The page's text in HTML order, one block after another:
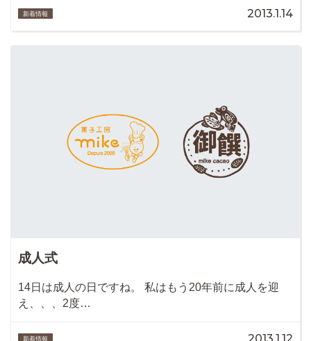
新着情報 2013.1.14
成人式
14日は成人の日ですね。 私はもう20年前に成人を迎
え、、、2度…
新着情報